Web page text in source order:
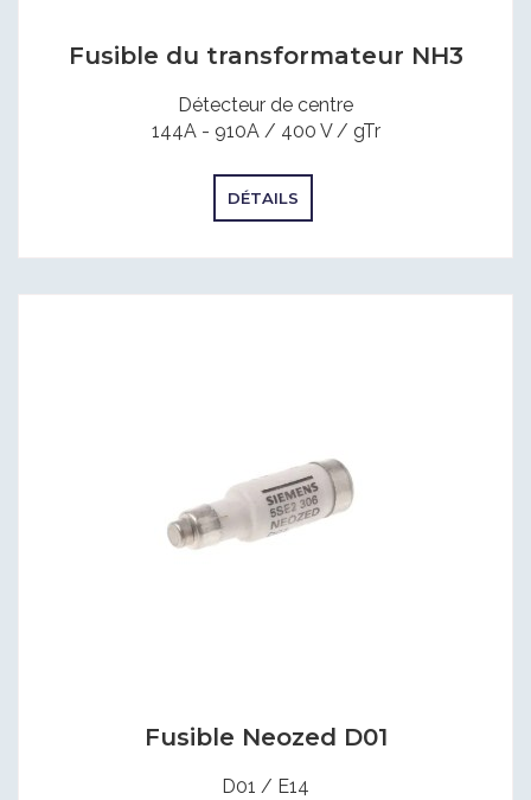
Fusible du transformateur NH3
Détecteur de centre
144A - 910A / 400 V / gTr
DÉTAILS
Fusible Neozed D01
D01 / E14